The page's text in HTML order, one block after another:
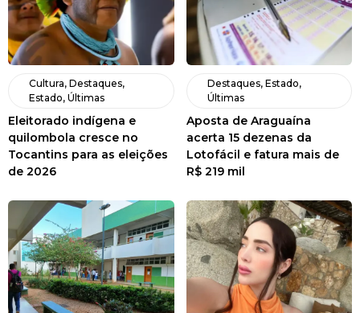
Cultura, Destaques,
Estado, Últimas
Eleitorado indígena e
quilombola cresce no
Tocantins para as eleições
de 2026
Destaques, Estado,
Últimas
Aposta de Araguaína
acerta 15 dezenas da
Lotofácil e fatura mais de
R$ 219 mil